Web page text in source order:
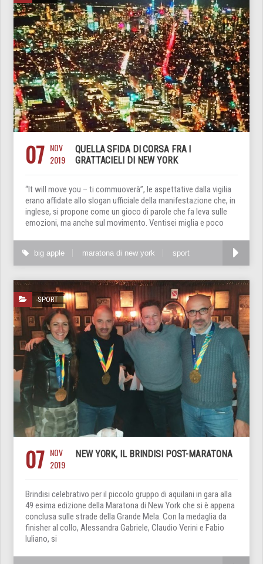
07 NOV
2019
QUELLA SFIDA DI CORSA FRA I
GRATTACIELI DI NEW YORK
“It will move you – ti commuoverà”, le aspettative dalla vigilia
erano affidate allo slogan ufficiale della manifestazione che, in
inglese, si propone come un gioco di parole che fa leva sulle
emozioni, ma anche sul movimento. Ventisei miglia e poco
big apple maratona di new york sport
SPORT
07 NOV
2019
NEW YORK, IL BRINDISI POST-MARATONA
Brindisi celebrativo per il piccolo gruppo di aquilani in gara alla
49 esima edizione della Maratona di New York che si è appena
conclusa sulle strade della Grande Mela. Con la medaglia da
finisher al collo, Alessandra Gabriele, Claudio Verini e Fabio
Iuliano, si